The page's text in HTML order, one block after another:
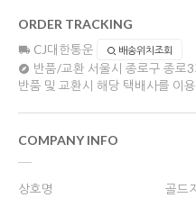
ORDER TRACKING
CJ대한통운 배송위치조회
반품/교환 서울시 종로구 종로
반품 및 교환시 해당 택배사를 이
COMPANY INFO
상호명
골드